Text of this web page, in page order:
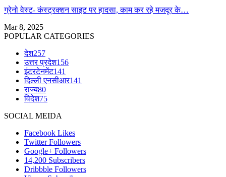
ग्रेनो वेस्ट- कंस्ट्रक्शन साइट पर हादसा, काम कर रहे मजदूर के…
Mar 8, 2025
POPULAR CATEGORIES
देश257
उत्तर प्रदेश156
इंटरटेनमेंट141
दिल्ली एनसीआर141
राज्य80
विदेश75
SOCIAL MEIDA
Facebook Likes
Twitter Followers
Google+ Followers
14,200 Subscribers
Dribbble Followers